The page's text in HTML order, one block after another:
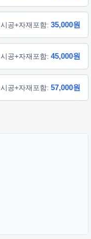
시공+자재포함: 35,000원
시공+자재포함: 45,000원
시공+자재포함: 57,000원